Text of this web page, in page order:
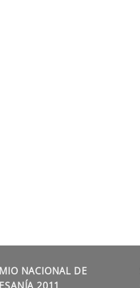
NACIONAL DE